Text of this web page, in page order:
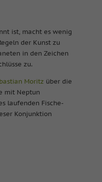
ist, macht es wenig
der Kunst zu
in den Zeichen
zu.
Moritz über die
mit Neptun
laufenden Fische-
Konjunktion